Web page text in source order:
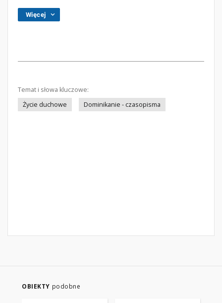
Więcej
Temat i słowa kluczowe:
Życie duchowe
Dominikanie - czasopisma
OBIEKTY podobne